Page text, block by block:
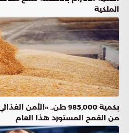
الملكية
بكمية 985,000 طن.. «الأمن
من القمح المستورد هذا العام